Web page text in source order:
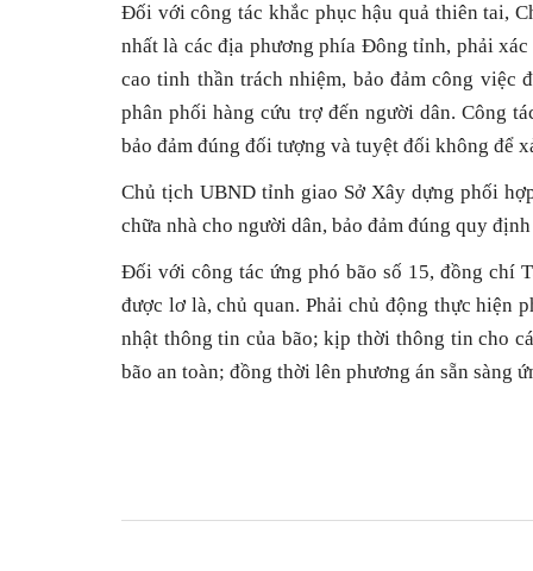
Đối với công tác khắc phục hậu quả thiên tai,
nhất là các địa phương phía Đông tỉnh, phải
cao tinh thần trách nhiệm, bảo đảm công việc
phân phối hàng cứu trợ đến người dân. Công
bảo đảm đúng đối tượng và tuyệt đối không để
Chủ tịch UBND tỉnh giao Sở Xây dựng phối
chữa nhà cho người dân, bảo đảm đúng quy
Đối với công tác ứng phó bão số 15, đồng chí
được lơ là, chủ quan. Phải chủ động thực hiện
nhật thông tin của bão; kịp thời thông tin cho
bão an toàn; đồng thời lên phương án sẵn sàng